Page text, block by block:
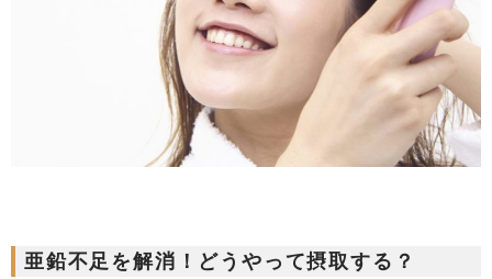
亜鉛不足を解消！どうやって摂取する？